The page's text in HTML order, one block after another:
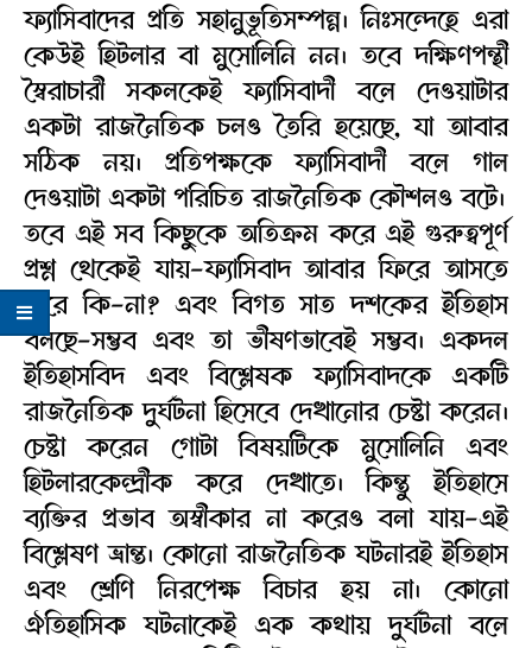
ফ্যাসিবাদের প্রতি সহানুভূতিসম্পন্ন। নিঃসন্দেহে এরা
কেউই হিটলার বা মুসোলিনি নন। তবে দক্ষিণপন্থী
স্বৈরাচারী সকলকেই ফ্যাসিবাদী বলে দেওয়াটার
একটা রাজনৈতিক চলও তৈরি হয়েছে, যা আবার
সঠিক নয়। প্রতিপক্ষকে ফ্যাসিবাদী বলে গাল
দেওয়াটা একটা পরিচিত রাজনৈতিক কৌশলও বটে।
তবে এই সব কিছুকে অতিক্রম করে এই গুরুত্বপূর্ণ
প্রশ্ন থেকেই যায়-ফ্যাসিবাদ আবার ফিরে আসতে
পারে কি-না? এবং বিগত সাত দশকের ইতিহাস
বলছে-সম্ভব এবং তা ভীষণভাবেই সম্ভব। একদল
ইতিহাসবিদ এবং বিশ্লেষক ফ্যাসিবাদকে একটি
রাজনৈতিক দুর্ঘটনা হিসেবে দেখানোর চেষ্টা করেন।
চেষ্টা করেন গোটা বিষয়টিকে মুসোলিনি এবং
হিটলারকেন্দ্রীক করে দেখাতে। কিন্তু ইতিহাসে
ব্যক্তির প্রভাব অস্বীকার না করেও বলা যায়-এই
বিশ্লেষণ ভ্রান্ত। কোনো রাজনৈতিক ঘটনারই ইতিহাস
এবং শ্রেণি নিরপেক্ষ বিচার হয় না। কোনো
ঐতিহাসিক ঘটনাকেই এক কথায় দুর্ঘটনা বলে